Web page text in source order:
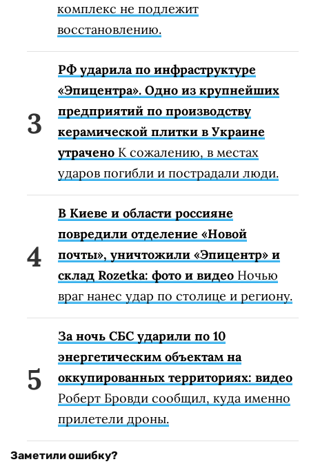
комплекс не подлежит
восстановлению.
РФ ударила по инфраструктуре
«Эпицентра». Одно из крупнейших
предприятий по производству
керамической плитки в Украине
утрачено К сожалению, в местах
ударов погибли и пострадали люди.
В Киеве и области россияне
повредили отделение «Новой
почты», уничтожили «Эпицентр» и
склад Rozetka: фото и видео Ночью
враг нанес удар по столице и региону.
За ночь СБС ударили по 10
энергетическим объектам на
оккупированных территориях: видео
Роберт Бровди сообщил, куда именно
прилетели дроны.
Заметили ошибку?